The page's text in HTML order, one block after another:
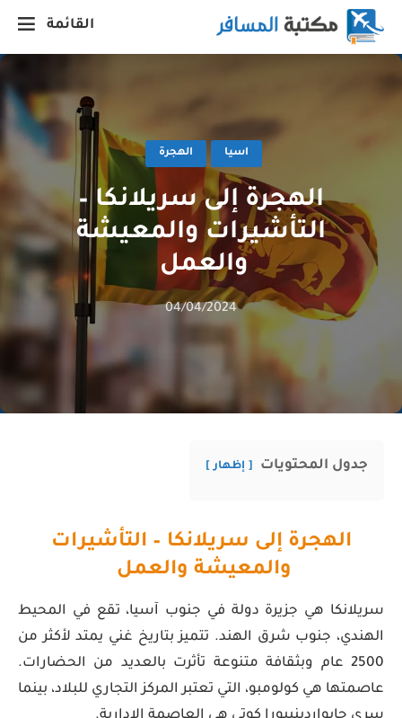
القائمة
اسيا الهجرة
الهجرة إلى سريلانكا –
التأشيرات والمعيشة
والعمل
04/04/2024
جدول المحتويات إظهار
الهجرة إلى سريلانكا – التأشيرات
والمعيشة والعمل
سريلانكا هي جزيرة دولة في جنوب آسيا، تقع في المحيط
الهندي، جنوب شرق الهند. تتميز بتاريخ غني يمتد لأكثر من
2500 عام وبثقافة متنوعة تأثرت بالعديد من الحضارات.
عاصمتها هي كولومبو، التي تعتبر المركز التجاري للبلاد، بينما